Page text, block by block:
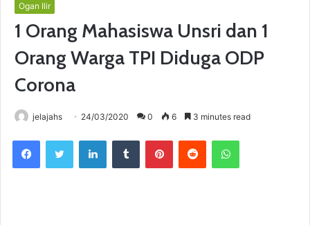
Ogan Ilir
1 Orang Mahasiswa Unsri dan 1
Orang Warga TPI Diduga ODP
Corona
jelajahs 24/03/2020 0 6 3 minutes read